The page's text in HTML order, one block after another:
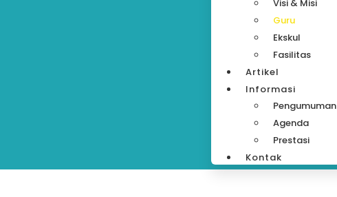
Visi & Misi
Guru
Ekskul
Fasilitas
Artikel
Informasi
Pengumuman
Agenda
Prestasi
Kontak